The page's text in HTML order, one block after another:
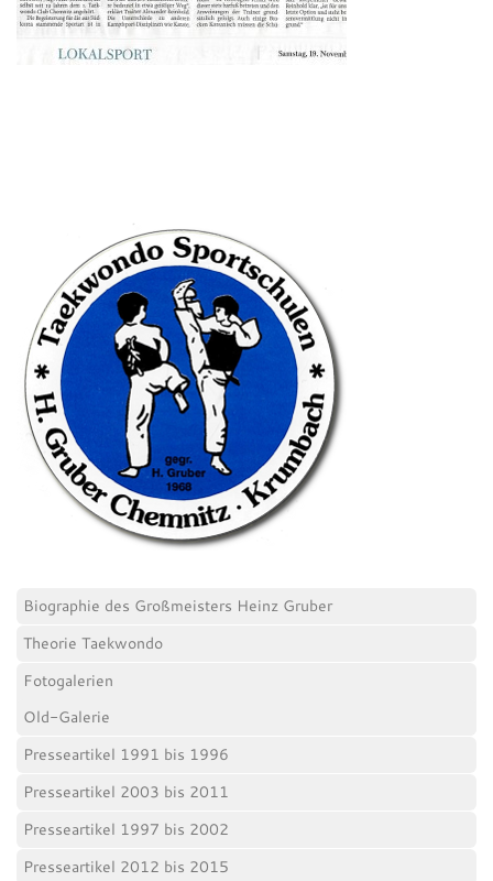
Biographie des Großmeisters Heinz Gruber
Theorie Taekwondo
Fotogalerien
Old-Galerie
Presseartikel 1991 bis 1996
Presseartikel 2003 bis 2011
Presseartikel 1997 bis 2002
Presseartikel 2012 bis 2015